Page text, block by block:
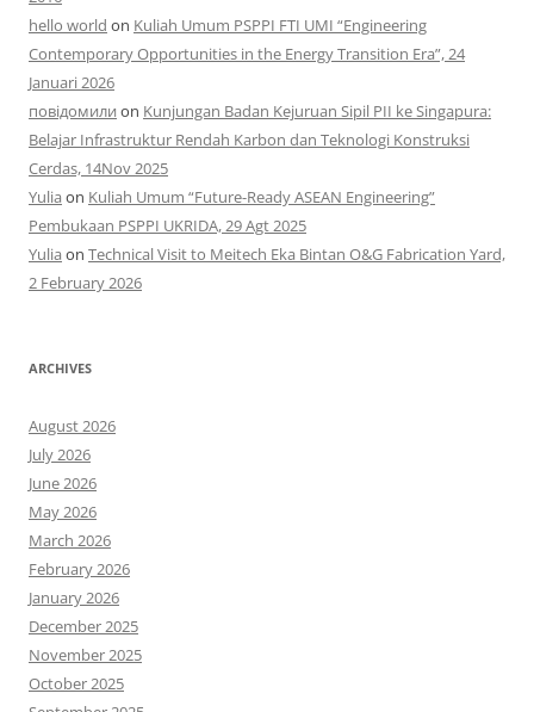
hello world on Kuliah Umum PSPPI FTI UMI “Engineering
Contemporary Opportunities in the Energy Transition Era”, 24
Januari 2026
повідомили on Kunjungan Badan Kejuruan Sipil PII ke Singapura:
Belajar Infrastruktur Rendah Karbon dan Teknologi Konstruksi
Cerdas, 14Nov 2025
Yulia on Kuliah Umum “Future-Ready ASEAN Engineering”
Pembukaan PSPPI UKRIDA, 29 Agt 2025
Yulia on Technical Visit to Meitech Eka Bintan O&G Fabrication Yard,
2 February 2026
ARCHIVES
August 2026
July 2026
June 2026
May 2026
March 2026
February 2026
January 2026
December 2025
November 2025
October 2025